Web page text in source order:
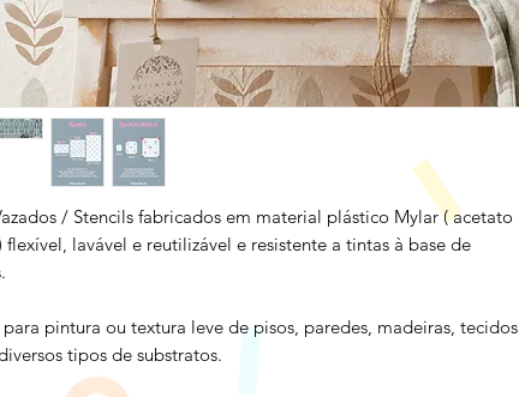
/ Stencils fabricados em material plástico Mylar ( acetato
flexível, lavável e reutilizável e resistente a tintas à base de
pintura ou textura leve de pisos, paredes, madeiras, tecidos
tipos de substratos.